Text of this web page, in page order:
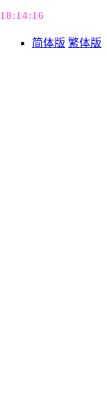
18:14:17
简体版 繁体版